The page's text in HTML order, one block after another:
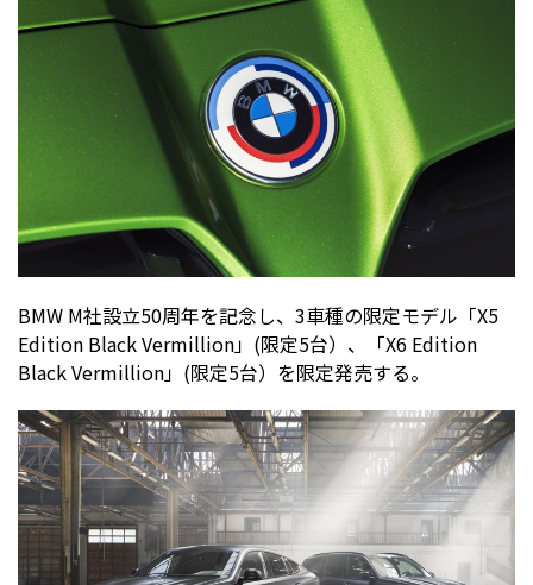
BMW M社設立50周年を記念し、3車種の限定モデル「X5
Edition Black Vermillion」(限定5台）、「X6 Edition
Black Vermillion」(限定5台）を限定発売する。